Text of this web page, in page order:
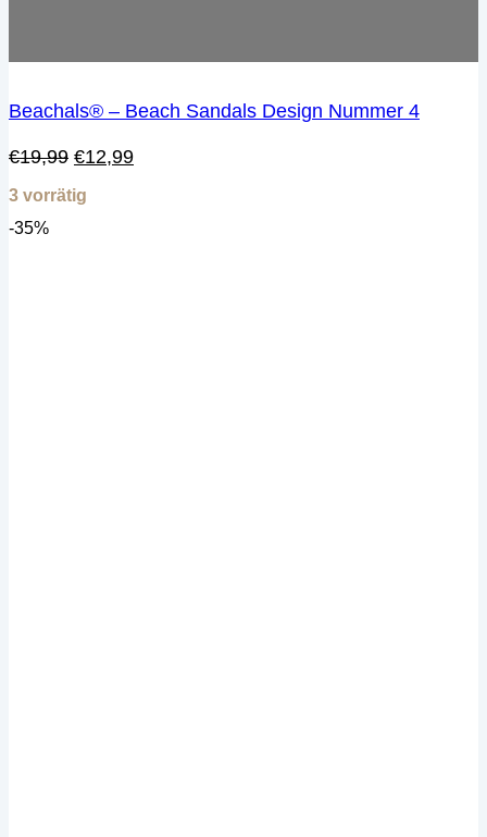
Beachals® – Beach Sandals Design Nummer 4
€19,99 Ursprünglicher
war:
€12,99Aktueller
3 vorrätig
-35%